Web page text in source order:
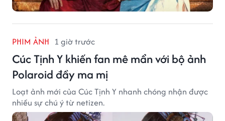
PHIM ẢNH 1 giờ trước
Cúc Tịnh Y khiến fan mê mẩn với bộ ảnh
Polaroid đầy ma mị
Loạt ảnh mới của Cúc Tịnh Y nhanh chóng nhận được
nhiều sự chú ý từ netizen.